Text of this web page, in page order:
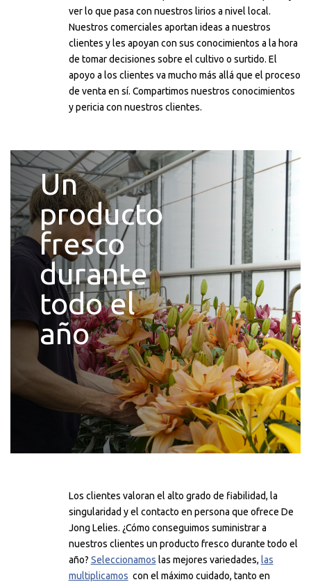
ver lo que pasa con nuestros lirios a nivel local.
Nuestros comerciales aportan ideas a nuestros
clientes y les apoyan con sus conocimientos a la hora
de tomar decisiones sobre el cultivo o surtido. El
apoyo a los clientes va mucho más allá que el proceso
de venta en sí. Compartimos nuestros conocimientos
y pericia con nuestros clientes.
Un
producto
fresco
durante
todo el
año
Los clientes valoran el alto grado de fiabilidad, la
singularidad y el contacto en persona que ofrece De
Jong Lelies. ¿Cómo conseguimos suministrar a
nuestros clientes un producto fresco durante todo el
año? Seleccionamos las mejores variedades, las
multiplicamos con el máximo cuidado, tanto en